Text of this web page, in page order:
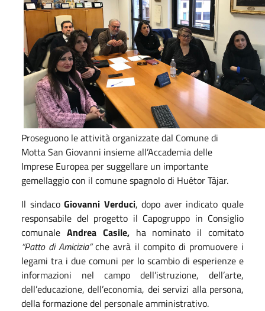
Proseguono le attività organizzate dal Comune di
Motta San Giovanni insieme all’Accademia delle
Imprese Europea per suggellare un importante
gemellaggio con il comune spagnolo di Huétor Tàjar.
Il sindacoGiovanni Verduci, dopo aver indicato quale
responsabile del progetto il Capogruppo in Consiglio
comunale Andrea Casile,ha nominato il comitato
“Patto di Amicizia”che avrà il compito di promuovere i
legami tra i due comuni per lo scambio di esperienze e
informazioni nel campo dell’istruzione, dell’arte,
dell’educazione, dell’economia, dei servizi alla persona,
della formazione del personale amministrativo.